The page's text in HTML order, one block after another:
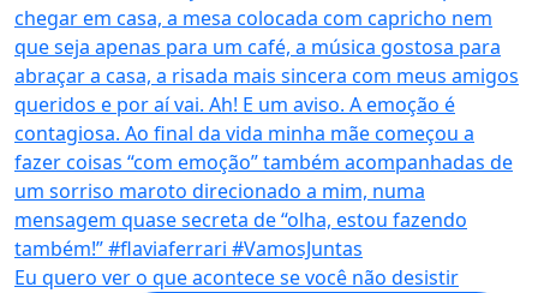
Eu quero ver o que acontece se você não desistir